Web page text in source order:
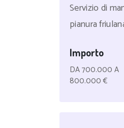
Servizio di
pianura
Importo
DA 700.000 A
800.000 €